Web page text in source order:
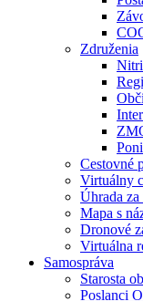
Združenia
Cestovné
Virtuálny
Úhrada
Mapa s
Dronové
Virtuálna
Samospráva
Starosta
Poslanci